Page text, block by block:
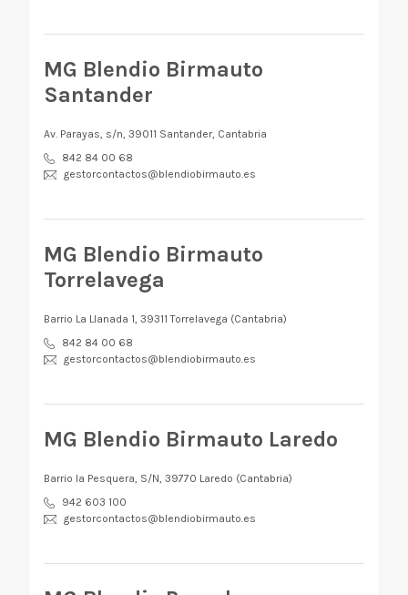
MG Blendio Birmauto
Santander
Av. Parayas, s/n, 39011 Santander, Cantabria
842 84 00 68
gestorcontactos@blendiobirmauto.es
MG Blendio Birmauto
Torrelavega
Barrio La Llanada 1, 39311 Torrelavega (Cantabria)
842 84 00 68
gestorcontactos@blendiobirmauto.es
MG Blendio Birmauto Laredo
Barrio la Pesquera, S/N, 39770 Laredo (Cantabria)
942 603 100
gestorcontactos@blendiobirmauto.es